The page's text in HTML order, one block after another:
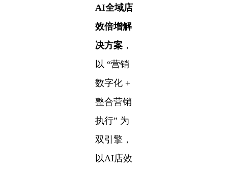
AI全域店
效倍增解
决方案，
以 “营销
数字化 +
整合营销
执行” 为
双引擎，
以AI店效